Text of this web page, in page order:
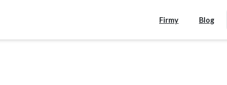
Firmy Blog